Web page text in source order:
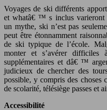
Voyages de ski différents
et whatâ€ ™ s inclus varieront
un mythe, ski n’est pas
peut être étonnamment
de ski typique de l’école.
monter et s’avérer difficiles
supplémentaires et dâ€ ™
judicieux de chercher des
possible, y compris des choses
de scolarité, télésiège passes et
Accessibilité